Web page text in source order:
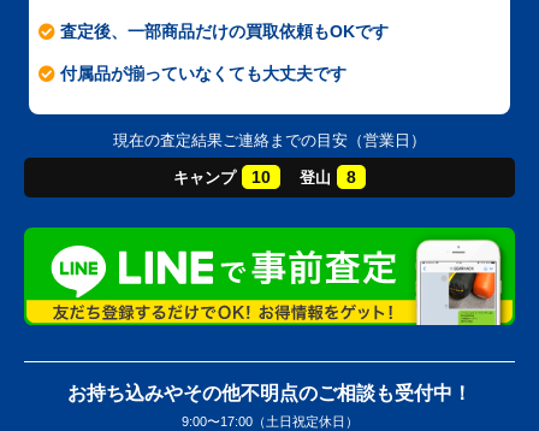
査定後、一部商品だけの買取依頼もOKです
付属品が揃っていなくても大丈夫です
現在の査定結果ご連絡までの目安（営業日）
キャンプ 10 登山 8
お持ち込みやその他不明点のご相談も受付中！
9:00〜17:00（土日祝定休日）